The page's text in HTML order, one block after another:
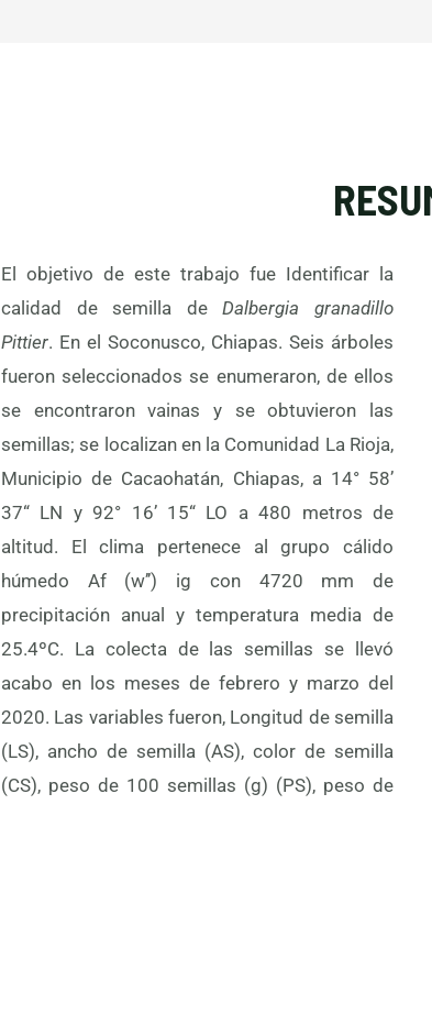
El objetivo de este trabajo fue Identificar la
calidad de semilla de Dalbergia granadillo
Pittier. En el Soconusco, Chiapas. Seis árboles
fueron seleccionados se enumeraron, de ellos
se encontraron vainas y se obtuvieron las
semillas; se localizan en la Comunidad La Rioja,
Municipio de Cacaohatán, Chiapas, a 14° 58’
37“ LN y 92° 16’ 15“ LO a 480 metros de
altitud. El clima pertenece al grupo cálido
húmedo Af (w’’) ig con 4720 mm de
precipitación anual y temperatura media de
25.4ºC. La colecta de las semillas se llevó
acabo en los meses de febrero y marzo del
2020. Las variables fueron, Longitud de semilla
(LS), ancho de semilla (AS), color de semilla
(CS), peso de 100 semillas (g) (PS), peso de
ensayos con un Diseño experimental
completamente al azar con 30 semillas de
cada árbol. Los resultados más alto del peso
de cien semillas fueron los árboles 5 y 6 (9.6 g
y 9.7 g). Existe una amplia variación de vainas
con 1, 2, 3 y hasta 4 semillas/árbol dominan las
vainas con una sola semilla y las semillas de
color café presentaron mayor germinación con